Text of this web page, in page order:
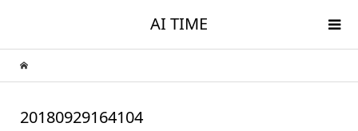
AI TIME
20180929164104